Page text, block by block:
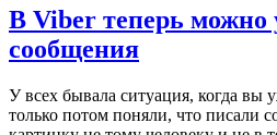
В Viber теперь можно
сообщения
У всех бывала ситуация, когда вы
только потом поняли, что писали